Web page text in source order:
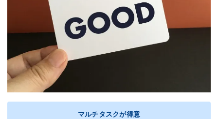
マルチタスクが得意